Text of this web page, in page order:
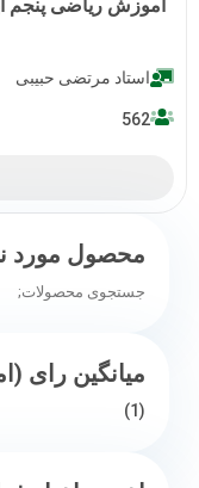
آموزش ریاضی پنجم
استاد مرتضی حبیبی
562
محصول مورد
جستجو
میانگین رای
(1)